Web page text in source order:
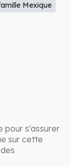
Mexique
pour s'assurer
sur cette